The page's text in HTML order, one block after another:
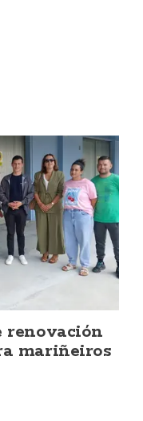
renovación
mariñeiros